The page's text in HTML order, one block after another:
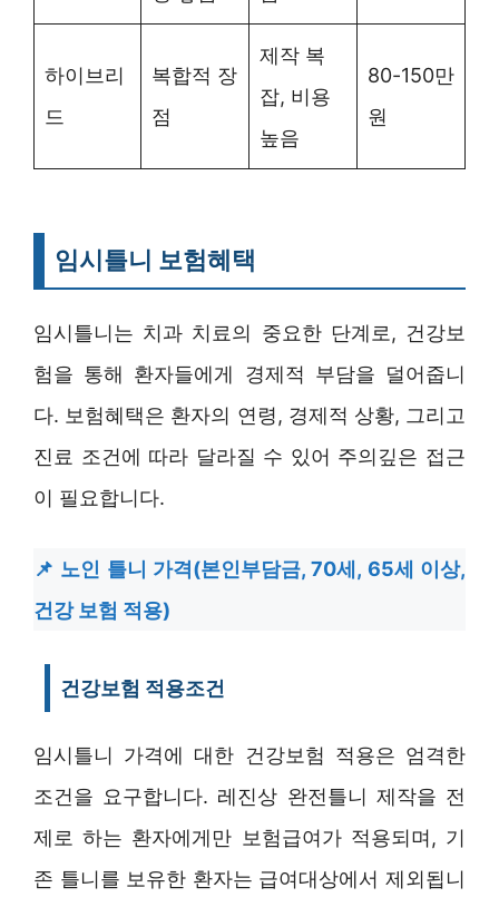
하이브리
드
복합적 장
점
제작 복
잡, 비용
높음
80-150만
원
임시틀니 보험혜택
임시틀니는 치과 치료의 중요한 단계로, 건강보
험을 통해 환자들에게 경제적 부담을 덜어줍니
다. 보험혜택은 환자의 연령, 경제적 상황, 그리고
진료 조건에 따라 달라질 수 있어 주의깊은 접근
이 필요합니다.
노인 틀니 가격(본인부담금, 70세, 65세 이상,
건강 보험 적용)
건강보험 적용조건
임시틀니 가격에 대한 건강보험 적용은 엄격한
조건을 요구합니다. 레진상 완전틀니 제작을 전
제로 하는 환자에게만 보험급여가 적용되며, 기
존 틀니를 보유한 환자는 급여대상에서 제외됩니